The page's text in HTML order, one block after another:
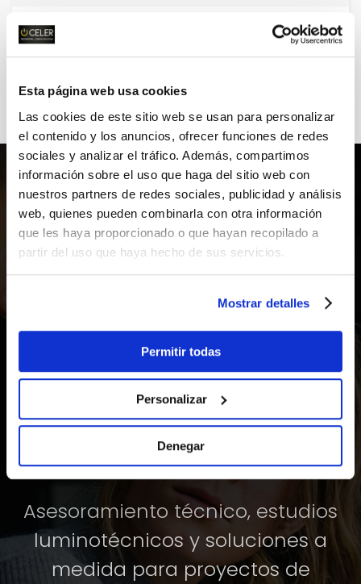
Esta página web usa cookies
Las cookies de este sitio web se usan para personalizar
el contenido y los anuncios, ofrecer funciones de redes
sociales y analizar el tráfico. Además, compartimos
información sobre el uso que haga del sitio web con
nuestros partners de redes sociales, publicidad y análisis
web, quienes pueden combinarla con otra información
que les haya proporcionado o que hayan recopilado a
partir del uso que haya hecho de sus servicios.
Mostrar detalles
Permitir todas
Personalizar
Denegar
ARO ORIENTABLE ALUMINIO MAX
ARO CONFORT VISUAL
45MM.
DESCUBRE LA LUMINARIA QUE
TRANSFORMA LA LUZ EN UNA
EXPERIENCIA DE DISEÑO Y
EFICIENCIA.
Asesoramiento técnico, estudios
luminotécnicos y soluciones a
medida para proyectos de